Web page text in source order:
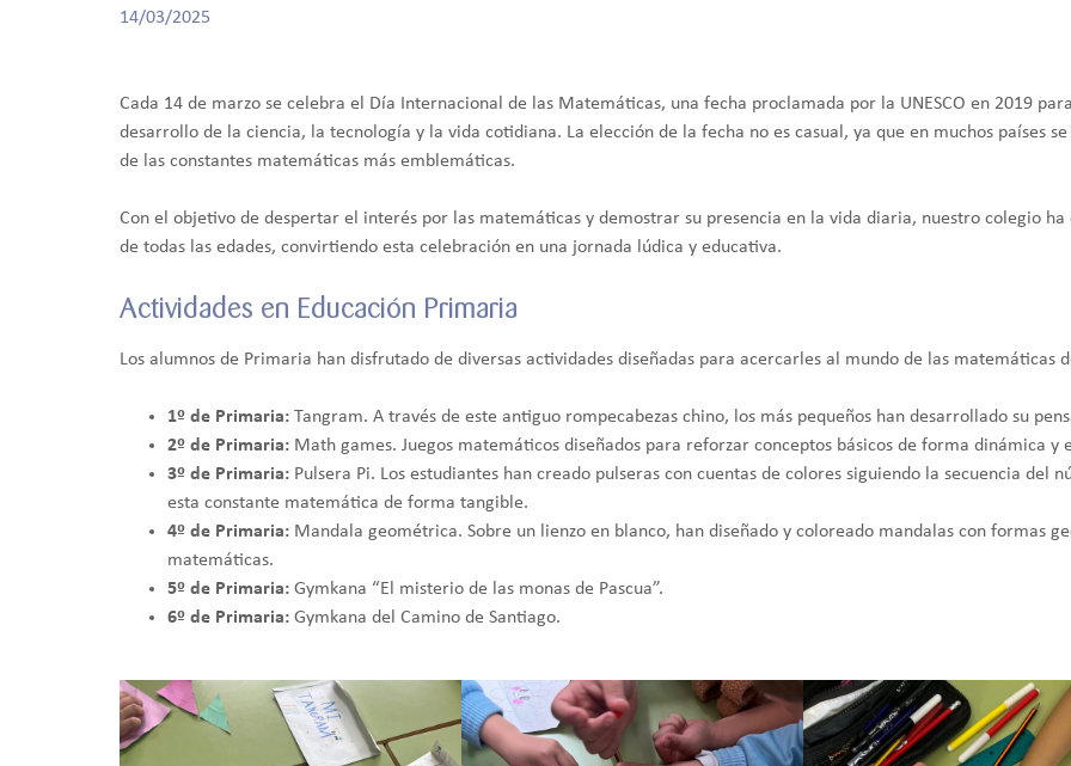
14/03/2025
Cada 14 de marzo se celebra el Día Internacional de las Matemáticas, una fecha proclamada por la UNESCO en 2019
desarrollo de la ciencia, la tecnología y la vida cotidiana. La elección de la fecha no es casual, ya que en muchos países
de las constantes matemáticas más emblemáticas.
Con el objetivo de despertar el interés por las matemáticas y demostrar su presencia en la vida diaria, nuestro colegio
de todas las edades, convirtiendo esta celebración en una jornada lúdica y educativa.
Actividades en Educación Primaria
Los alumnos de Primaria han disfrutado de diversas actividades diseñadas para acercarles al mundo de las matemáticas
1º de Primaria: Tangram. A través de este antiguo rompecabezas chino, los más pequeños han desarrollado su
2º de Primaria: Math games. Juegos matemáticos diseñados para reforzar conceptos básicos de forma dinámica y
3º de Primaria: Pulsera Pi. Los estudiantes han creado pulseras con cuentas de colores siguiendo la secuencia
esta constante matemática de forma tangible.
4º de Primaria: Mandala geométrica. Sobre un lienzo en blanco, han diseñado y coloreado mandalas con formas
matemáticas.
5º de Primaria: Gymkana “El misterio de las monas de Pascua”.
6º de Primaria: Gymkana del Camino de Santiago.